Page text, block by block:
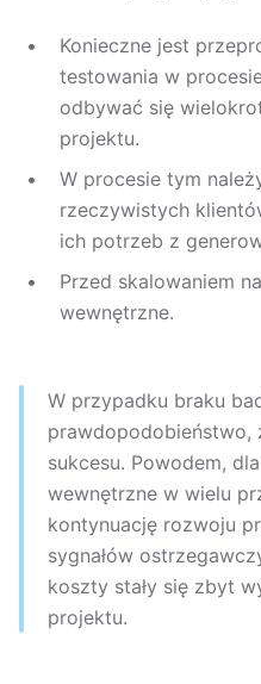
Konieczne jest
testowania w
odbywać się
projektu.
W procesie tym
rzeczywistych
ich potrzeb z
Przed skalowaniem
wewnętrzne.
W przypadku braku
prawdopodobieństwo,
sukcesu. Powodem,
wewnętrzne w wielu
kontynuację rozwoju
sygnałów
koszty stały się zbyt
projektu.